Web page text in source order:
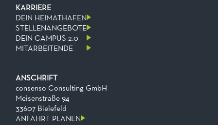
KARRIERE
DEIN HEIMATHAFEN
STELLENANGEBOTE
DEIN CAMPUS 2.0
MITARBEITENDE
ANSCHRIFT
consenso Consulting GmbH
Meisenstraße 94
33607 Bielefeld
ANFAHRT PLANEN